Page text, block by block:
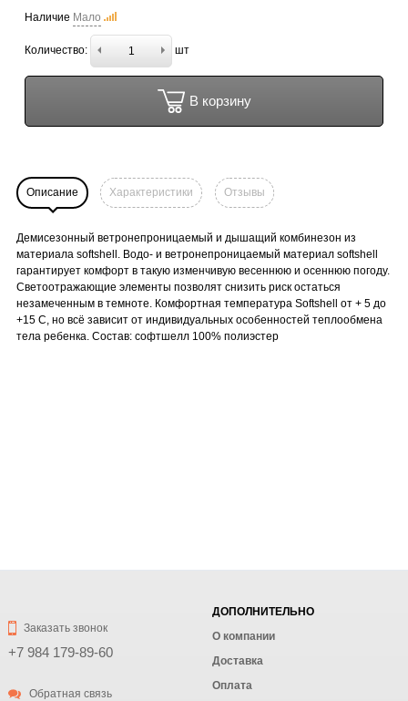
Наличие Мало
Количество: шт
В корзину
Описание Характеристики Отзывы
Демисезонный ветронепроницаемый и дышащий комбинезон из
материала softshell. Водо- и ветронепроницаемый материал softshell
гарантирует комфорт в такую изменчивую весеннюю и осеннюю погоду.
Светоотражающие элементы позволят снизить риск остаться
незамеченным в темноте. Комфортная температура Softshell от + 5 до
+15 С, но всё зависит от индивидуальных особенностей теплообмена
тела ребенка. Состав: софтшелл 100% полиэстер
Заказать звонок
+7 984 179-89-60
Обратная связь
ДОПОЛНИТЕЛЬНО
О компании
Доставка
Оплата